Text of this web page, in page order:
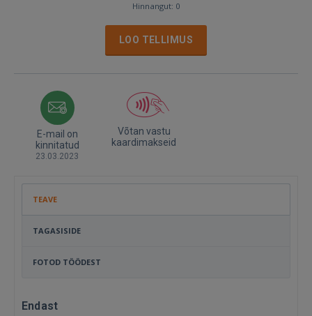
Hinnangut: 0
LOO TELLIMUS
E-mail on
kinnitatud
23.03.2023
Võtan vastu
kaardimakseid
TEAVE
TAGASISIDE
FOTOD TÖÖDEST
Endast